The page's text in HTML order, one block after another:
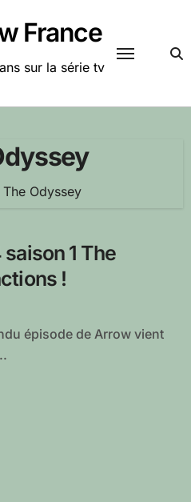
France
sur la série tv
The Odyssey
1 The
!